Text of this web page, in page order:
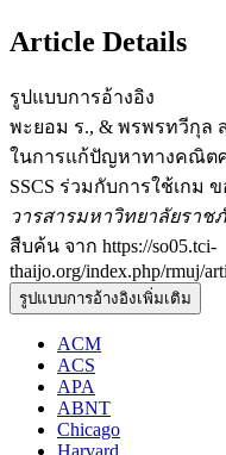
Article Details
รูปแบบการอ้างอิง
พะยอม ร., & พรพรทวีกุล
ในการแก้ปัญหาทางคณิตศ
SSCS ร่วมกับการใช้เกม
วารสารมหาวิทยาลัยรา
สืบค้น จาก https://so05.tci-
thaijo.org/index.php/rmuj/
รูปแบบการอ้างอิงเพิ่มเติม
ACM
ACS
APA
ABNT
Chicago